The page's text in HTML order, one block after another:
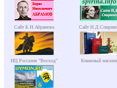
Сайт Б.Н.Абрамова Сайт
ИЦ Россазия "Восход" Книжный